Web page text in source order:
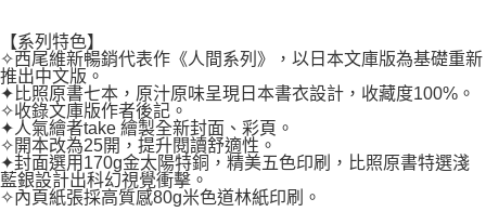
【系列特色】
✧西尾維新暢銷代表作《人間系列》，以日本文庫版為基礎重新
推出中文版。
✦比照原書七本，原汁原味呈現日本書衣設計，收藏度100%。
✧收錄文庫版作者後記。
✦人氣繪者take 繪製全新封面、彩頁。
✧開本改為25開，提升閱讀舒適性。
✦封面選用170g金太陽特銅，精美五色印刷，比照原書特選淺
藍銀設計出科幻視覺衝擊。
✧內頁紙張採高質感80g米色道林紙印刷。